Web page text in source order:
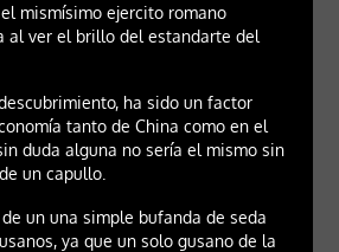
mismísimo ejercito romano
al ver el brillo del estandarte del
ha sido un factor
tanto de China como en el
duda alguna no sería el mismo sin
un capullo.
un una simple bufanda de seda
ya que un solo gusano de la